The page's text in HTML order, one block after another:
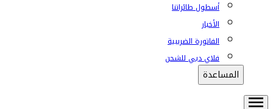
أسطول طائراتنا
الأخبار
الفاتورة الضريبية
فلاي دبي للشحن
المساعدة